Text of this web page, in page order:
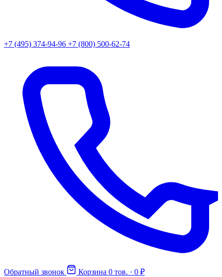
+7 (495) 374-94-96 +7 (800) 500-62-74
Обратный звонок Корзина 0 тов. · 0 ₽